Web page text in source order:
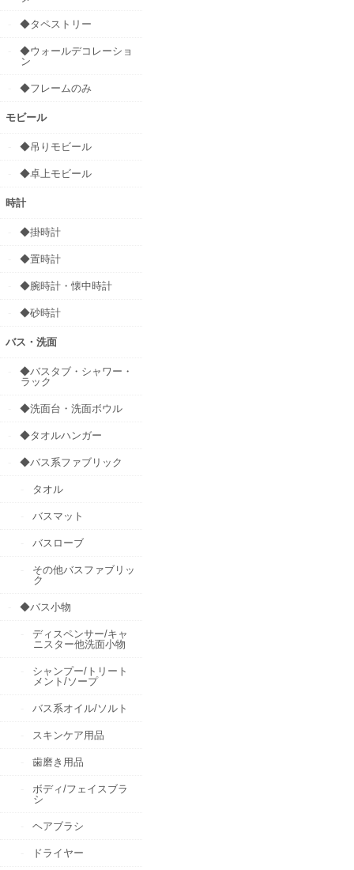
◆タペストリー
◆ウォールデコレーショ
ン
◆フレームのみ
モビール
◆吊りモビール
◆卓上モビール
時計
◆掛時計
◆置時計
◆腕時計・懐中時計
◆砂時計
バス・洗面
◆バスタブ・シャワー・
ラック
◆洗面台・洗面ボウル
◆タオルハンガー
◆バス系ファブリック
タオル
バスマット
バスローブ
その他バスファブリッ
ク
◆バス小物
ディスペンサー/キャ
ニスター他洗面小物
シャンプー/トリート
メント/ソープ
バス系オイル/ソルト
スキンケア用品
歯磨き用品
ボディ/フェイスブラ
シ
ヘアブラシ
ドライヤー